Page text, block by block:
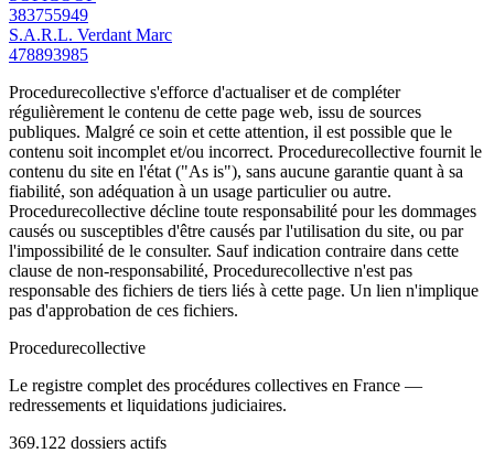
383755949
S.A.R.L. Verdant Marc
478893985
Procedurecollective s'efforce d'actualiser et de compléter
régulièrement le contenu de cette page web, issu de sources
publiques. Malgré ce soin et cette attention, il est possible que le
contenu soit incomplet et/ou incorrect. Procedurecollective fournit le
contenu du site en l'état ("As is"), sans aucune garantie quant à sa
fiabilité, son adéquation à un usage particulier ou autre.
Procedurecollective décline toute responsabilité pour les dommages
causés ou susceptibles d'être causés par l'utilisation du site, ou par
l'impossibilité de le consulter. Sauf indication contraire dans cette
clause de non-responsabilité, Procedurecollective n'est pas
responsable des fichiers de tiers liés à cette page. Un lien n'implique
pas d'approbation de ces fichiers.
Procedurecollective
Le registre complet des procédures collectives en France —
redressements et liquidations judiciaires.
369.122 dossiers actifs